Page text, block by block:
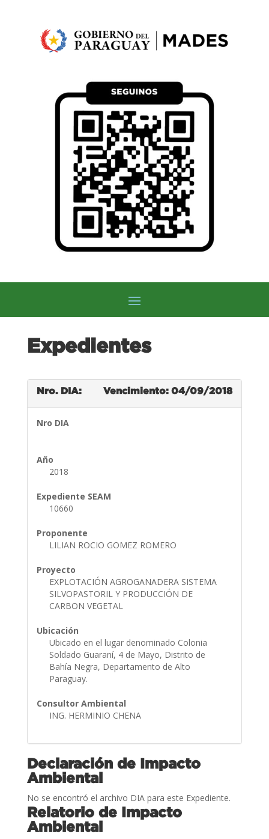
Expedientes
Nro. DIA: Vencimiento: 04/09/2018
Nro DIA
Año
2018
Expediente SEAM
10660
Proponente
LILIAN ROCIO GOMEZ ROMERO
Proyecto
EXPLOTACIÓN AGROGANADERA SISTEMA
SILVOPASTORIL Y PRODUCCIÓN DE
CARBON VEGETAL
Ubicación
Ubicado en el lugar denominado Colonia
Soldado Guaraní, 4 de Mayo, Distrito de
Bahía Negra, Departamento de Alto
Paraguay.
Consultor Ambiental
ING. HERMINIO CHENA
Declaración de Impacto
Ambiental
No se encontró el archivo DIA para este Expediente.
Relatorio de Impacto
Ambiental